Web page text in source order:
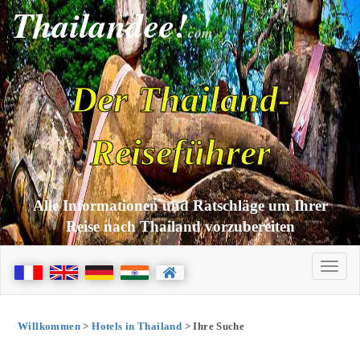
Thailandee!com
Der Thailand-
Reiseführer
Alle Informationen und Ratschläge um Ihrer
Reise nach Thailand vorzubereiten
Willkommen>Hotels in Thailand > Ihre Suche